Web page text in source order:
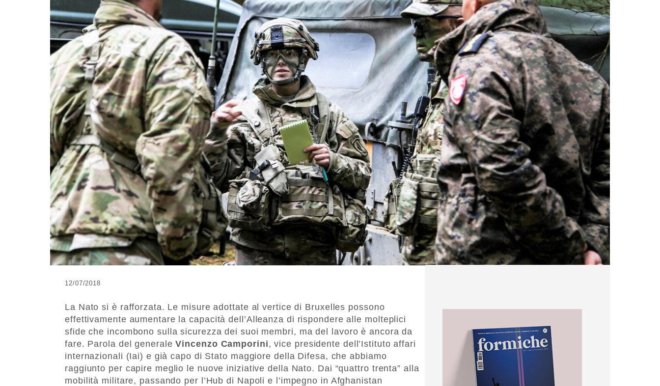
12/07/2018
La Nato si è rafforzata. Le misure adottate al vertice di Bruxelles possono
effettivamente aumentare la capacità dell’Alleanza di rispondere alle molteplici
sfide che incombono sulla sicurezza dei suoi membri, ma del lavoro è ancora da
fare. Parola del generaleVincenzo Camporini, vice presidente dell’Istituto affari
internazionali (Iai) e già capo di Stato maggiore della Difesa, che abbiamo
raggiunto per capire meglio le nuove iniziative della Nato. Dai “quattro trenta” alla
mobilità militare, passando per l’Hub di Napoli e l’impegno in Afghanistan